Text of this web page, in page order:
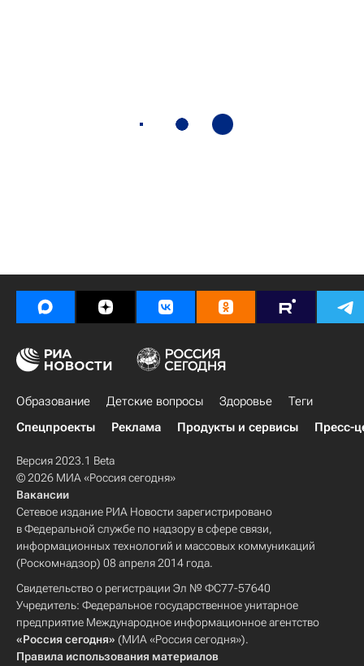
Образование Детские вопросы Здоровье
Теги
Спецпроекты
Реклама Продукты и сервисы Пресс-
Версия 2023.1 Beta
© 2026 МИА «Россия сегодня»
Вакансии
Сетевое издание РИА Новости зарегистрировано
в Федеральной службе по надзору в сфере связи,
информационных технологий и массовых коммуникаций
(Роскомнадзор) 08 апреля 2014 года.
Свидетельство о регистрации Эл № ФС77-57640
Учредитель: Федеральное государственное унитарное
предприятие Международное информационное агентство
«Россия сегодня» (МИА «Россия сегодня»).
Правила использования материалов